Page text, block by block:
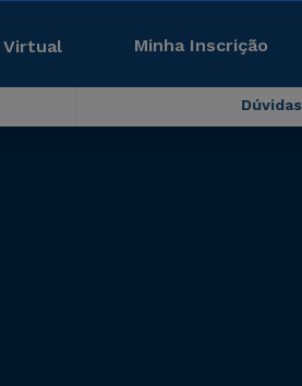
Virtual Minha Inscrição
Dúvidas